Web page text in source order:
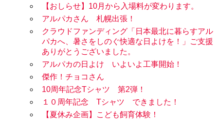
【おしらせ】10月から入場料が変わります。
アルパカさん 札幌出張！
クラウドファンディング「日本最北に暮らすアル
パカへ、暑さをしのぐ快適な日よけを！」ご支援
ありがとうございました。
アルパカの日よけ いよいよ工事開始！
傑作！チョコさん
10周年記念Tシャツ 第2弾！
１０周年記念 Tシャツ できました！
【夏休み企画】こども飼育体験！